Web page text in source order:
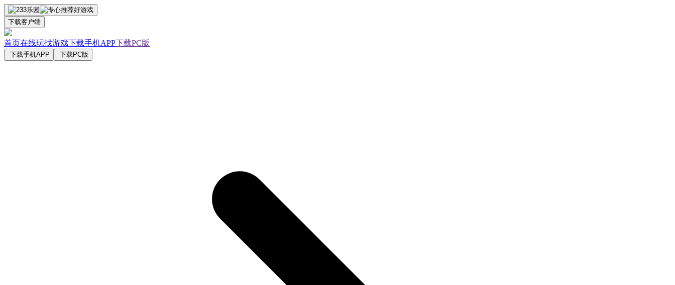
下载客户端
首页在线玩找游戏下载手机APP下载PC版
下载手机APP 下载PC版